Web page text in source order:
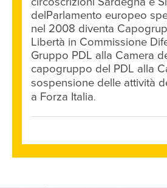
delParlamento europeo
nel 2008 diventa
Libertà in Commissione
Gruppo PDL alla Camera
capogruppo del PDL alla
sospensione delle attività
a Forza Italia.